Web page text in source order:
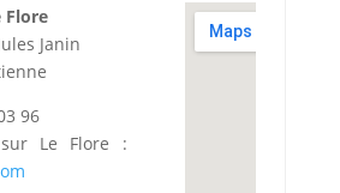
Flore
Janin
96
Le Flore :